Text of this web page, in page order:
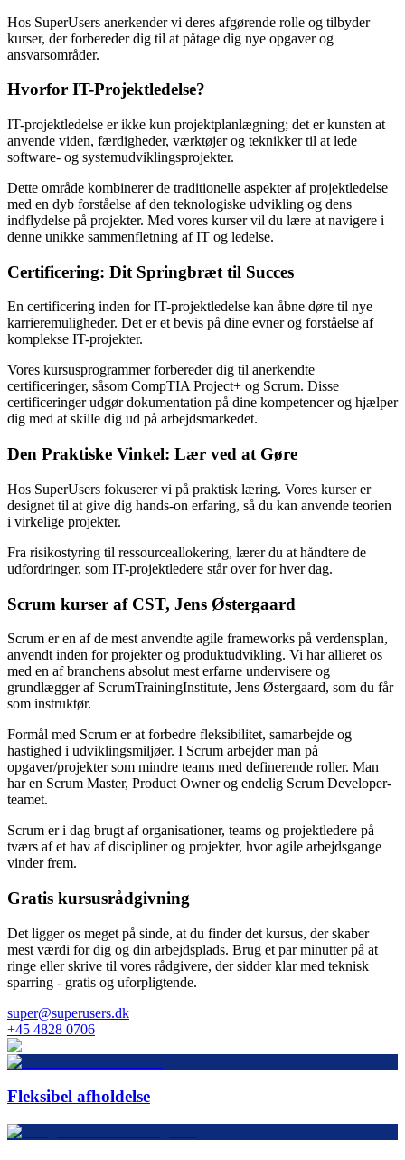
Hos SuperUsers anerkender vi deres afgørende rolle og tilbyder
kurser, der forbereder dig til at påtage dig nye opgaver og
ansvarsområder.
Hvorfor IT-Projektledelse?
IT-projektledelse er ikke kun projektplanlægning; det er kunsten at
anvende viden, færdigheder, værktøjer og teknikker til at lede
software- og systemudviklingsprojekter.
Dette område kombinerer de traditionelle aspekter af projektledelse
med en dyb forståelse af den teknologiske udvikling og dens
indflydelse på projekter. Med vores kurser vil du lære at navigere i
denne unikke sammenfletning af IT og ledelse.
Certificering: Dit Springbræt til Succes
En certificering inden for IT-projektledelse kan åbne døre til nye
karrieremuligheder. Det er et bevis på dine evner og forståelse af
komplekse IT-projekter.
Vores kursusprogrammer forbereder dig til anerkendte
certificeringer, såsom CompTIA Project+ og Scrum. Disse
certificeringer udgør dokumentation på dine kompetencer og hjælper
dig med at skille dig ud på arbejdsmarkedet.
Den Praktiske Vinkel: Lær ved at Gøre
Hos SuperUsers fokuserer vi på praktisk læring. Vores kurser er
designet til at give dig hands-on erfaring, så du kan anvende teorien
i virkelige projekter.
Fra risikostyring til ressourceallokering, lærer du at håndtere de
udfordringer, som IT-projektledere står over for hver dag.
Scrum kurser af CST, Jens Østergaard
Scrum er en af de mest anvendte agile frameworks på verdensplan,
anvendt inden for projekter og produktudvikling. Vi har allieret os
med en af branchens absolut mest erfarne undervisere og
grundlægger af ScrumTrainingInstitute, Jens Østergaard, som du får
som instruktør.
Formål med Scrum er at forbedre fleksibilitet, samarbejde og
hastighed i udviklingsmiljøer. I Scrum arbejder man på
opgaver/projekter som mindre teams med definerende roller. Man
har en Scrum Master, Product Owner og endelig Scrum Developer-
teamet.
Scrum er i dag brugt af organisationer, teams og projektledere på
tværs af et hav af discipliner og projekter, hvor agile arbejdsgange
vinder frem.
Gratis kursusrådgivning
Det ligger os meget på sinde, at du finder det kursus, der skaber
mest værdi for dig og din arbejdsplads. Brug et par minutter på at
ringe eller skrive til vores rådgivere, der sidder klar med teknisk
sparring - gratis og uforpligtende.
super@superusers.dk
+45 4828 0706
Fleksibel afholdelse